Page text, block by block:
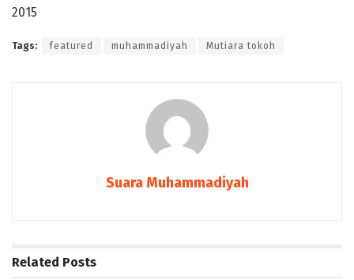
2015
Tags: featured muhammadiyah Mutiara tokoh
Suara Muhammadiyah
Related Posts